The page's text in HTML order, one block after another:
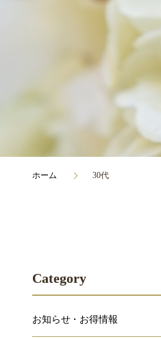
ホーム 30代
Category
お知らせ・お得情報